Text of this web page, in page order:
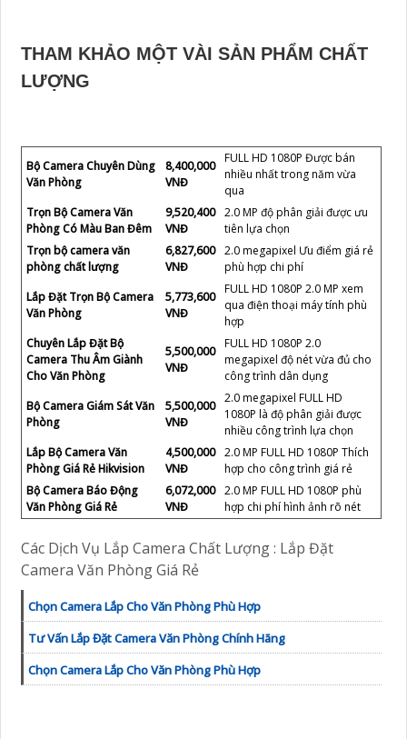
THAM KHẢO MỘT VÀI SẢN PHẨM CHẤT
LƯỢNG
Bộ Camera Chuyên Dùng
Văn Phòng
8,400,000
VNĐ
FULL HD 1080P Được bán
nhiều nhất trong năm vừa
qua
Trọn Bộ Camera Văn
Phòng Có Màu Ban Đêm
9,520,400
VNĐ
2.0 MP độ phân giải được ưu
tiên lựa chọn
Trọn bộ camera văn
phòng chất lượng
6,827,600
VNĐ
2.0 megapixel Ưu điểm giá rẻ
phù hợp chi phí
Lắp Đặt Trọn Bộ Camera
Văn Phòng
5,773,600
VNĐ
FULL HD 1080P 2.0 MP xem
qua điện thoại máy tính phù
hợp
Chuyên Lắp Đặt Bộ
Camera Thu Âm Giành
Cho Văn Phòng
5,500,000
VNĐ
FULL HD 1080P 2.0
megapixel độ nét vừa đủ cho
công trình dân dụng
Bộ Camera Giám Sát Văn
Phòng
5,500,000
VNĐ
2.0 megapixel FULL HD
1080P là độ phân giải được
nhiều công trình lựa chọn
Lắp Bộ Camera Văn
Phòng Giá Rẻ Hikvision
4,500,000
VNĐ
2.0 MP FULL HD 1080P Thích
hợp cho công trình giá rẻ
Bộ Camera Báo Động
Văn Phòng Giá Rẻ
6,072,000
VNĐ
2.0 MP FULL HD 1080P phù
hợp chi phí hình ảnh rõ nét
Các Dịch Vụ Lắp Camera Chất Lượng : Lắp Đặt
Camera Văn Phòng Giá Rẻ
Chọn Camera Lắp Cho Văn Phòng Phù Hợp
Tư Vấn Lắp Đặt Camera Văn Phòng Chính Hãng
Chọn Camera Lắp Cho Văn Phòng Phù Hợp